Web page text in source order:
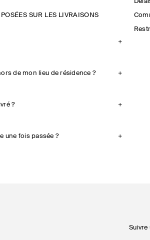
SUR LES LIVRAISONS
de mon lieu de résidence ?
?
une fois passée ?